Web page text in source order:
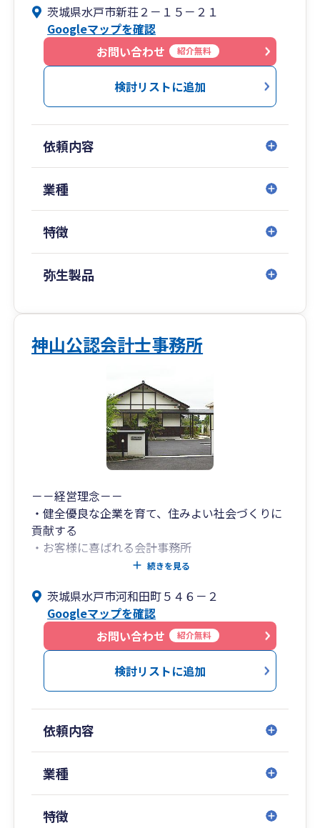
地元水戸市を中心に、茨城県内全域に出張サポー
トいたしますので、どうぞお気軽にご相談下さ
茨城県水戸市新荘２－１５－２１
Googleマップを確認
お問い合わせ
紹介無料
検討リストに追加
依頼内容
業種
特徴
弥生製品
神山公認会計士事務所
－－経営理念－－
・健全優良な企業を育て、住みよい社会づくりに
貢献する
・お客様に喜ばれる会計事務所
・人を大切にする経営
■サービス内容等■
税務顧問（法人税・消費税・所得税）：税務調査
に耐えられる処理のお手伝い
記帳代行：遠隔地でもクラウド等により代行可能
経営・財務サポート、経営計画の作成サポート
パソコン会計の導入支援
公認会計士監査（労働組合、学校法人）
・日本心理学会会員
続きを見る
茨城県水戸市河和田町５４６－２
Googleマップを確認
お問い合わせ
紹介無料
検討リストに追加
依頼内容
業種
特徴